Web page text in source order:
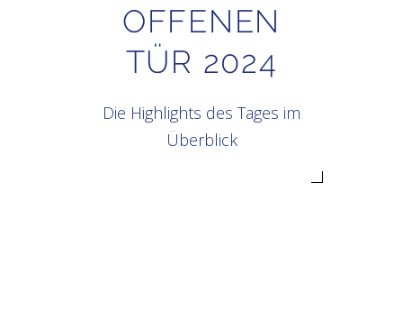
OFFENEN
TÜR 2024
Die Highlights des Tages im
Überblick